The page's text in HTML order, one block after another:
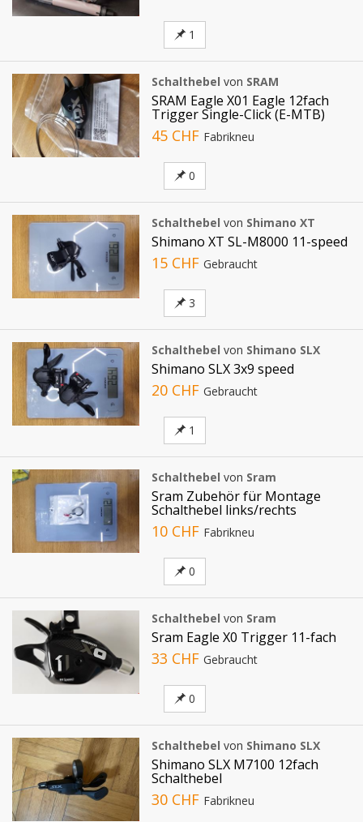
1
Schalthebel von SRAM
SRAM Eagle X01 Eagle 12fach
Trigger Single-Click (E-MTB)
45 CHF Fabrikneu
0
Schalthebel von Shimano XT
Shimano XT SL-M8000 11-speed
15 CHF Gebraucht
3
Schalthebel von Shimano SLX
Shimano SLX 3x9 speed
20 CHF Gebraucht
1
Schalthebel von Sram
Sram Zubehör für Montage
Schalthebel links/rechts
10 CHF Fabrikneu
0
Schalthebel von Sram
Sram Eagle X0 Trigger 11-fach
33 CHF Gebraucht
0
Schalthebel von Shimano SLX
Shimano SLX M7100 12fach
Schalthebel
30 CHF Fabrikneu